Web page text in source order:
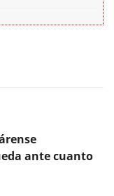
ante cuanto